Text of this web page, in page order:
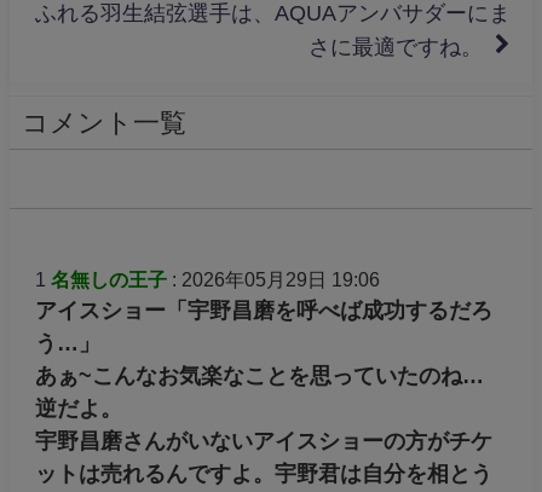
ふれる羽生結弦選手は、AQUAアンバサダーにま
さに最適ですね。
コメント一覧
1 名無しの王子: 2026年05月29日 19:06
アイスショー「宇野昌磨を呼べば成功するだろ
う…」
あぁ~こんなお気楽なことを思っていたのね…
逆だよ。
宇野昌磨さんがいないアイスショーの方がチケ
ットは売れるんですよ。宇野君は自分を相とう